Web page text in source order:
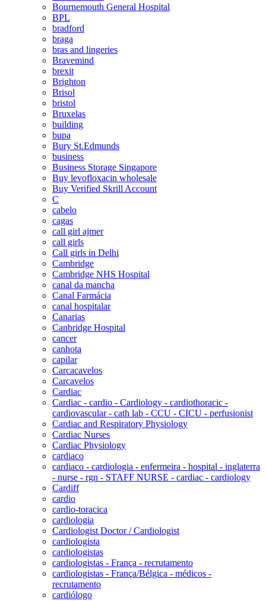
Bournemouth General Hospital
BPL
bradford
braga
bras and lingeries
Bravemind
brexit
Brighton
Brisol
bristol
Bruxelas
building
bupa
Bury St.Edmunds
business
Business Storage Singapore
Buy levofloxacin wholesale
Buy Verified Skrill Account
C
cabelo
cagas
call girl ajmer
call girls
Call girls in Delhi
Cambridge
Cambridge NHS Hospital
canal da mancha
Canal Farmácia
canal hospitalar
Canarias
Canbridge Hospital
cancer
canhota
capilar
Carcacavelos
Carcavelos
Cardiac
Cardiac - cardio - Cardiology - cardiothoracic -
cardiovascular - cath lab - CCU - CICU - perfusionist
Cardiac and Respiratory Physiology
Cardiac Nurses
Cardiac Physiology
cardiaco
cardiaco - cardiologia - enfermeira - hospital - inglaterra
- nurse - rgn - STAFF NURSE - cardiac - cardiology
Cardiff
cardio
cardio-toracica
cardiologia
Cardiologist Doctor / Cardiologist
cardiologista
cardiologistas
cardiologistas - França - recrutamento
cardiologistas - França/Bélgica - médicos -
recrutamento
cardiólogo